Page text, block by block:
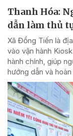
Thanh Hóa:
dẫn làm thủ
Xã Đồng Tiến là
vào vận hành
hành chính, giúp
hướng dẫn và